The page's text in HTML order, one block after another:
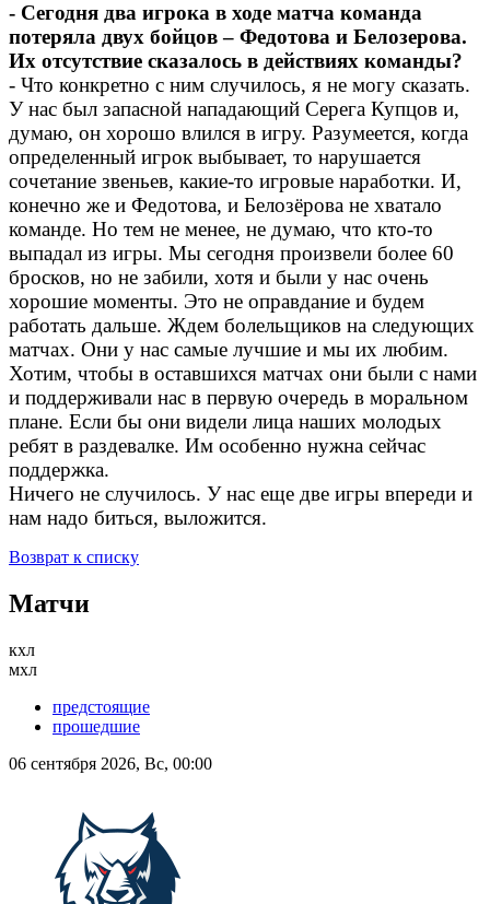
- Сегодня два игрока в ходе матча команда
потеряла двух бойцов – Федотова и Белозерова.
Их отсутствие сказалось в действиях команды?
- Что конкретно с ним случилось, я не могу сказать.
У нас был запасной нападающий Серега Купцов и,
думаю, он хорошо влился в игру. Разумеется, когда
определенный игрок выбывает, то нарушается
сочетание звеньев, какие-то игровые наработки. И,
конечно же и Федотова, и Белозёрова не хватало
команде. Но тем не менее, не думаю, что кто-то
выпадал из игры. Мы сегодня произвели более 60
бросков, но не забили, хотя и были у нас очень
хорошие моменты. Это не оправдание и будем
работать дальше. Ждем болельщиков на следующих
матчах. Они у нас самые лучшие и мы их любим.
Хотим, чтобы в оставшихся матчах они были с нами
и поддерживали нас в первую очередь в моральном
плане. Если бы они видели лица наших молодых
ребят в раздевалке. Им особенно нужна сейчас
поддержка.
Ничего не случилось. У нас еще две игры впереди и
нам надо биться, выложится.
Возврат к списку
Матчи
кхл
мхл
предстоящие
прошедшие
06 сентября 2026, Вс, 00:00